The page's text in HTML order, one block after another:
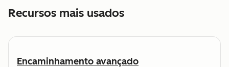
Recursos mais usados
Encaminhamento avançado